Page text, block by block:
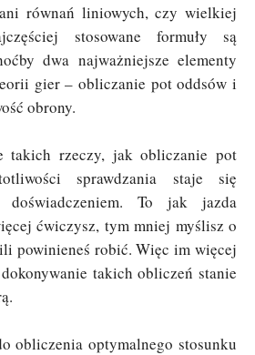
równań liniowych, czy wielkiej
stosowane formuły są
dwa najważniejsze elementy
gier – obliczanie pot oddsów i
obrony.
takich rzeczy, jak obliczanie pot
sprawdzania staje się
To jak jazda
ćwiczysz, tym mniej myślisz o
powinieneś robić. Więc im więcej
takich obliczeń stanie
obliczenia optymalnego stosunku